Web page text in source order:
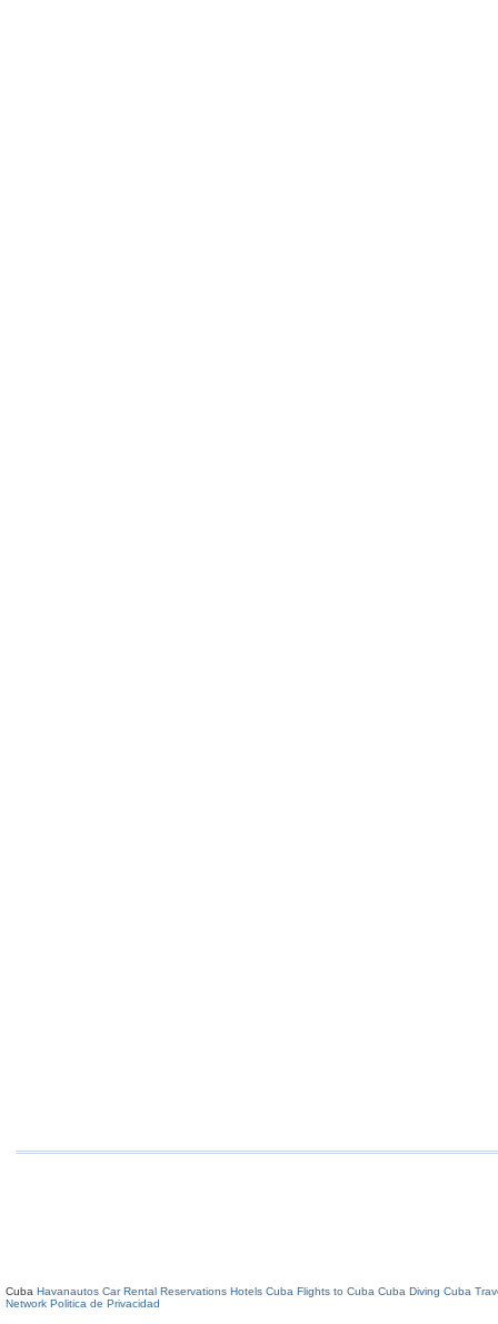
Cuba Havanautos Car Rental Reservations Hotels Cuba Flights to Cuba Cuba Diving Cuba
Network Politica de Privacidad